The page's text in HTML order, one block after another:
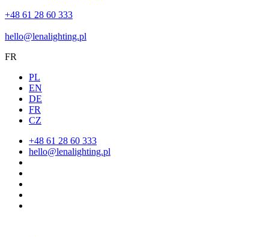
+48 61 28 60 333
hello@lenalighting.pl
FR
PL
EN
DE
FR
CZ
+48 61 28 60 333
hello@lenalighting.pl